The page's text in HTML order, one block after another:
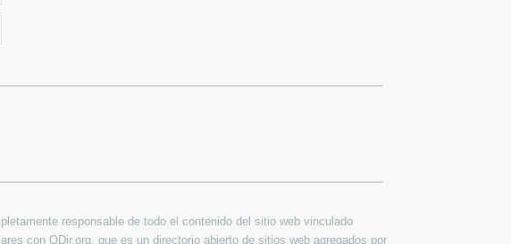
responsable de todo el contenido del sitio web vinculado
con ODir.org, que es un directorio abierto de sitios web agregados por